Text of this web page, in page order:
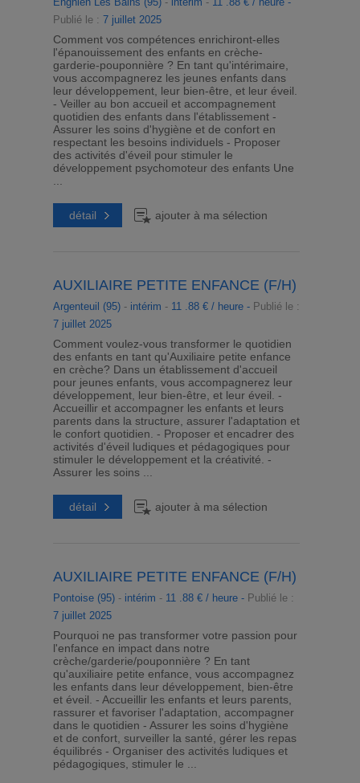
Publié le : 7 juillet 2025
Comment vos compétences enrichiront-elles
l'épanouissement des enfants en crèche-
garderie-pouponnière ? En tant qu'intérimaire,
vous accompagnerez les jeunes enfants dans
leur développement, leur bien-être, et leur éveil.
- Veiller au bon accueil et accompagnement
quotidien des enfants dans l'établissement -
Assurer les soins d'hygiène et de confort en
respectant les besoins individuels - Proposer
des activités d'éveil pour stimuler le
développement psychomoteur des enfants Une
...
détail ajouter à ma sélection
AUXILIAIRE PETITE ENFANCE (F/H)
Argenteuil (95)- intérim - 11 .88 € / heure - Publié le :
7 juillet 2025
Comment voulez-vous transformer le quotidien
des enfants en tant qu'Auxiliaire petite enfance
en crèche? Dans un établissement d'accueil
pour jeunes enfants, vous accompagnerez leur
développement, leur bien-être, et leur éveil. -
Accueillir et accompagner les enfants et leurs
parents dans la structure, assurer l'adaptation et
le confort quotidien. - Proposer et encadrer des
activités d'éveil ludiques et pédagogiques pour
stimuler le développement et la créativité. -
Assurer les soins ...
détail ajouter à ma sélection
AUXILIAIRE PETITE ENFANCE (F/H)
Pontoise (95)- intérim - 11 .88 € / heure - Publié le :
7 juillet 2025
Pourquoi ne pas transformer votre passion pour
l'enfance en impact dans notre
crèche/garderie/pouponnière ? En tant
qu'auxiliaire petite enfance, vous accompagnez
les enfants dans leur développement, bien-être
et éveil. - Accueillir les enfants et leurs parents,
rassurer et favoriser l'adaptation, accompagner
dans le quotidien - Assurer les soins d'hygiène
et de confort, surveiller la santé, gérer les repas
équilibrés - Organiser des activités ludiques et
pédagogiques, stimuler le ...